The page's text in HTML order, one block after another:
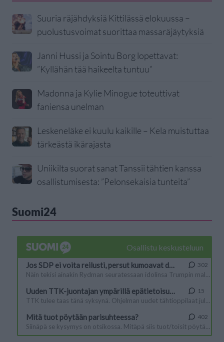
Suuria räjähdyksiä Kittilässä elokuussa –
puolustusvoimat suorittaa massaräjäytyksiä
Janni Hussi ja Sointu Borg lopettavat:
”Kyllähän tää haikeelta tuntuu”
Madonna ja Kylie Minogue toteuttivat
faniensa unelman
Leskeneläke ei kuulu kaikille – Kela muistuttaa
tärkeästä ikärajasta
Uniikilta suorat sanat Tanssii tähtien kanssa
osallistumisesta: ”Pelonsekaisia tunteita”
Suomi24